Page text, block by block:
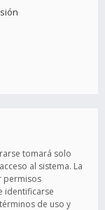
tomará solo
al sistema. La
permisos
identificarse
de uso y